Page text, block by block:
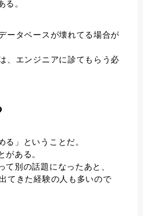
る。
ータベースが壊れてる場合が
、エンジニアに診てもらう必
る」ということだ。
がある。
て別の話題になったあと、
てきた経験の人も多いので